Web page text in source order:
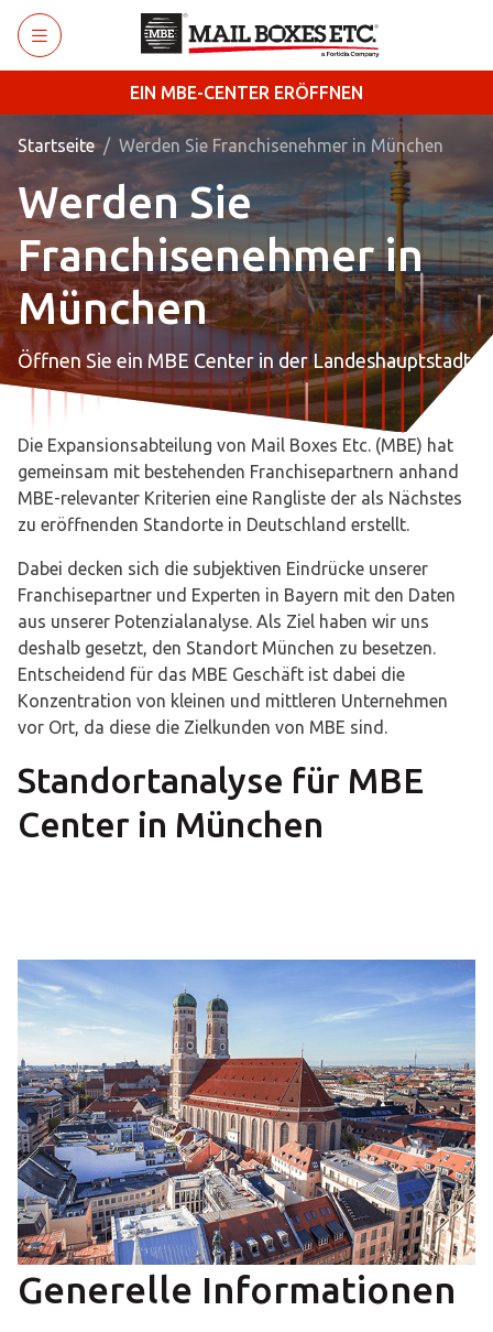
Zum Hauptinhalt wechseln
EIN MBE-CENTER ERÖFFNEN
Startseite Werden Sie Franchisenehmer in München
Werden Sie
Franchisenehmer in
München
Öffnen Sie ein MBE Center in der Landeshauptstadt.
Die Expansionsabteilung von Mail Boxes Etc. (MBE) hat
gemeinsam mit bestehenden Franchisepartnern anhand
MBE-relevanter Kriterien eine Rangliste der als Nächstes
zu eröffnenden Standorte in Deutschland erstellt.
Dabei decken sich die subjektiven Eindrücke unserer
Franchisepartner und Experten in Bayern mit den Daten
aus unserer Potenzialanalyse. Als Ziel haben wir uns
deshalb gesetzt, den Standort München zu besetzen.
Entscheidend für das MBE Geschäft ist dabei die
Konzentration von kleinen und mittleren Unternehmen
vor Ort, da diese die Zielkunden von MBE sind.
Standortanalyse für MBE
Center in München
Generelle Informationen